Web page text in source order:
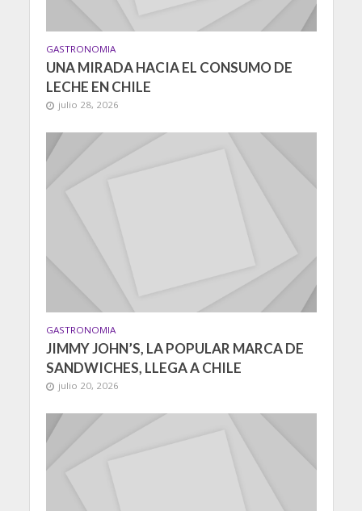
GASTRONOMIA
UNA MIRADA HACIA EL CONSUMO DE
LECHE EN CHILE
julio 28, 2026
GASTRONOMIA
JIMMY JOHN’S, LA POPULAR MARCA DE
SANDWICHES, LLEGA A CHILE
julio 20, 2026